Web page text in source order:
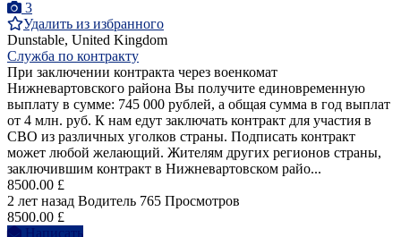
3
Удалить из избранного
Dunstable, United Kingdom
Служба по контракту
При заключении контракта через военкомат
Нижневартовского района Вы получите единовременную
выплату в сумме: 745 000 рублей, а общая сумма в год выплат
от 4 млн. руб. К нам едут заключать контракт для участия в
СВО из различных уголков страны. Подписать контракт
может любой желающий. Жителям других регионов страны,
заключившим контракт в Нижневартовском райо...
8500.00 £
2 лет назад Водитель 765 Просмотров
8500.00 £
Написать